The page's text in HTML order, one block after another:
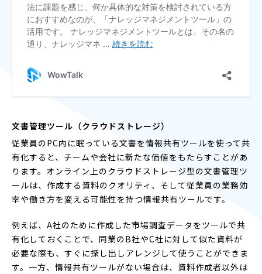
文書管理ツール（クラウドストレージ）
従業員のPC内に眠っている文書を情報共有ツールを使って共
有化すると、チームや会社に新たな価値をもたらすことがあ
ります。オンライン上のクラウドストレージ型の文書管理ツ
ールは、作成する資料のクオリティ、そして従業員の業務効
率や働き方を変える可能性を持つ情報共有ツールです。
例えば、A社のために作成した市場調査データをツールで共
有化しておくことで、同業のB社やC社に対して似た資料が
必要な際も、すぐに探し出しアレンジして使うことができま
す。一方、情報共有ツールがない場合は、資料作成者以外は